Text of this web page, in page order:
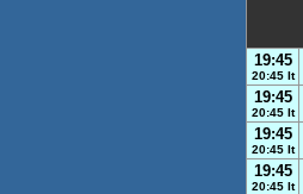
19:45
20:45 It
19:45
20:45 It
19:45
20:45 It
19:45
20:45 It